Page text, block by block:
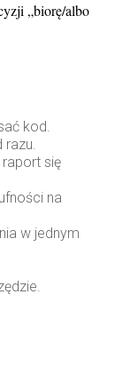
„biorę/albo
kod.
razu.
się
na
w jednym